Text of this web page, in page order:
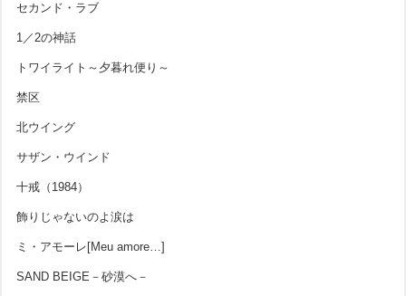
セカンド・ラブ
1／2の神話
トワイライト～夕暮れ便り～
禁区
北ウイング
サザン・ウインド
十戒（1984）
飾りじゃないのよ涙は
ミ・アモーレ[Meu amore…]
SAND BEIGE－砂漠へ－